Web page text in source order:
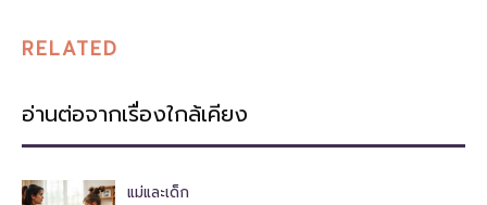
RELATED
อ่านต่อจากเรื่องใกล้เคียง
แม่และเด็ก